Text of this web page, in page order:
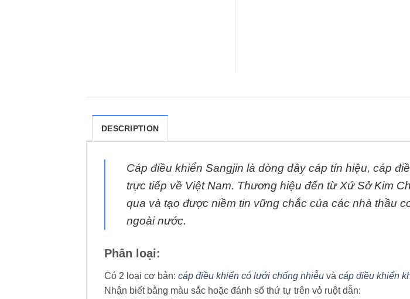
DESCRIPTION
Cáp điều khiển Sangjin là dòng dây cáp tín hiệu, cáp
trực tiếp về Việt Nam. Thương hiệu đến từ Xứ Sở Kim
qua và tạo được niềm tin vững chắc của các nhà thầu
ngoài nước.
Phân loại:
Có 2 loại cơ bản: cáp điều khiển có lưới chống nhiễu và cáp điều khiển
Nhận biết bằng màu sắc hoặc đánh số thứ tự trên vỏ ruột dẫn: